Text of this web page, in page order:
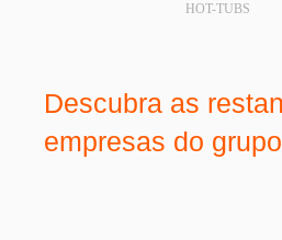
HOT-TUBS
Descubra as
empresas do grupo